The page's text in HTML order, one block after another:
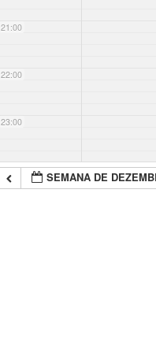
21:00
22:00
23:00
SEMANA DE